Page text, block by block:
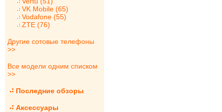
VK Mobile (65)
Vodafone (55)
ZTE (76)
Другие сотовые телефоны
>>
Все модели одним списком
>>
Последние обзоры
Аксессуары